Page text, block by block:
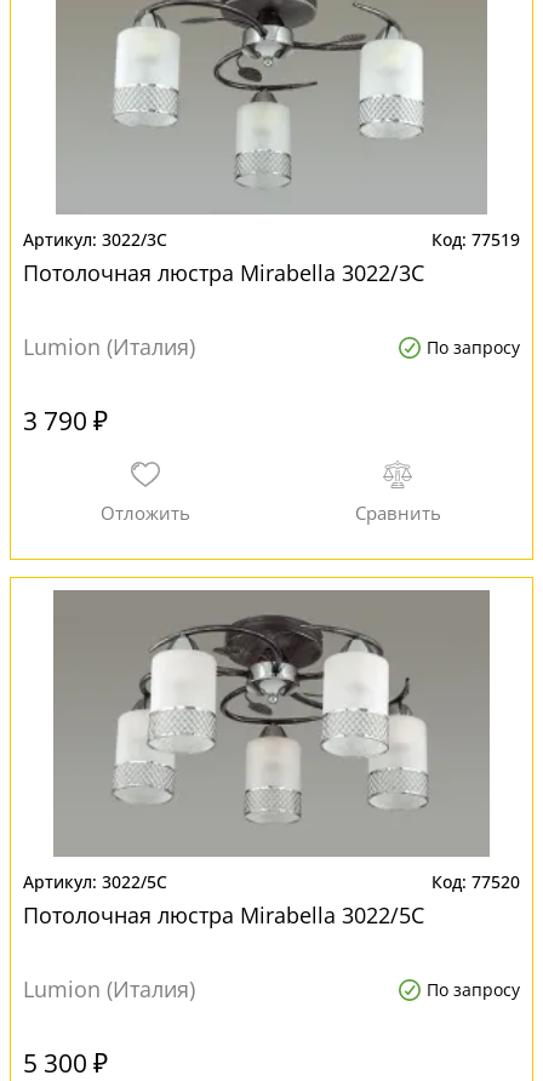
3022/3C 77519
Потолочная люстра Mirabella 3022/3C
Lumion (Италия) По запросу
3 790 ₽
3022/5C 77520
Потолочная люстра Mirabella 3022/5C
Lumion (Италия) По запросу
5 300 ₽